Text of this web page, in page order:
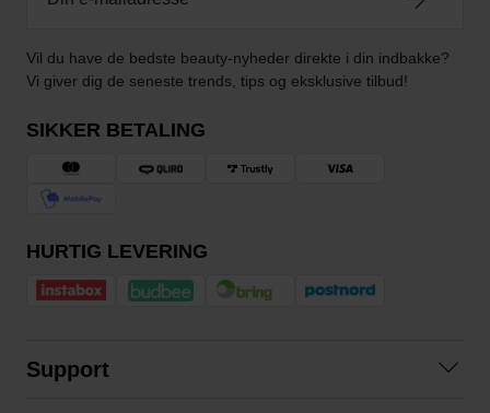
Vil du have de bedste beauty-nyheder direkte i din indbakke?
Vi giver dig de seneste trends, tips og eksklusive tilbud!
SIKKER BETALING
HURTIG LEVERING
Support